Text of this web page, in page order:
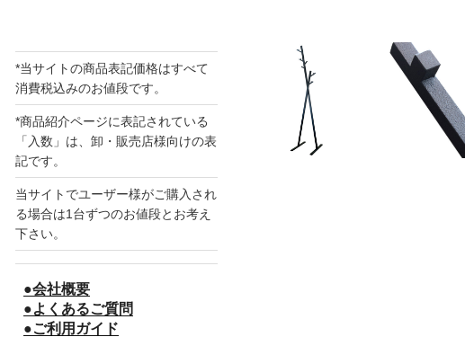
*当サイトの商品表記価格はすべて
消費税込みのお値段です。
*商品紹介ページに表記されている
「入数」は、卸・販売店様向けの表
記です。
当サイトでユーザー様がご購入され
る場合は1台ずつのお値段とお考え
下さい。
●会社概要
●よくあるご質問
●ご利用ガイド